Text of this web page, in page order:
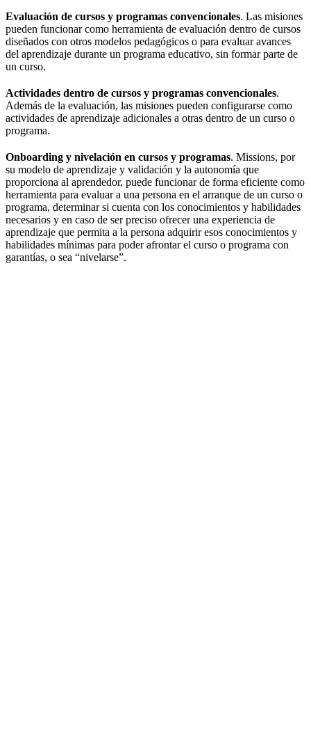
Evaluación de cursos y programas convencionales. Las misiones
pueden funcionar como herramienta de evaluación dentro de cursos
diseñados con otros modelos pedagógicos o para evaluar avances
del aprendizaje durante un programa educativo, sin formar parte de
un curso.
Actividades dentro de cursos y programas convencionales.
Además de la evaluación, las misiones pueden configurarse como
actividades de aprendizaje adicionales a otras dentro de un curso o
programa.
Onboarding y nivelación en cursos y programas. Missions, por
su modelo de aprendizaje y validación y la autonomía que
proporciona al aprendedor, puede funcionar de forma eficiente como
herramienta para evaluar a una persona en el arranque de un curso o
programa, determinar si cuenta con los conocimientos y habilidades
necesarios y en caso de ser preciso ofrecer una experiencia de
aprendizaje que permita a la persona adquirir esos conocimientos y
habilidades mínimas para poder afrontar el curso o programa con
garantías, o sea “nivelarse”.